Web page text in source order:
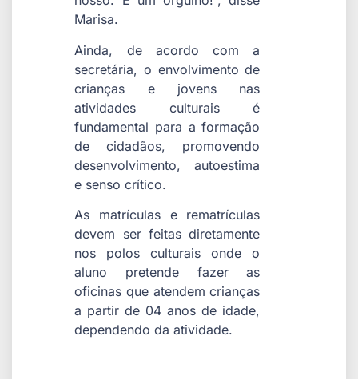
Marisa.
Ainda, de acordo com a
secretária, o envolvimento de
crianças e jovens nas
atividades culturais é
fundamental para a formação
de cidadãos, promovendo
desenvolvimento, autoestima
e senso crítico.
As matrículas e rematrículas
devem ser feitas diretamente
nos polos culturais onde o
aluno pretende fazer as
oficinas que atendem crianças
a partir de 04 anos de idade,
dependendo da atividade.